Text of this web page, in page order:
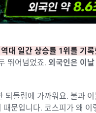
대 일간 상승률 1위를 기
뛰어넘었죠. 외국인은 이
돌림에 가까워요. 불과 이
문입니다. 코스피가 왜 이